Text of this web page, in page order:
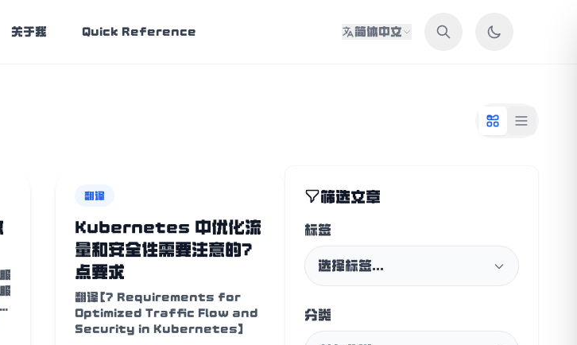
关于我 Quick Reference 简体中文
筛选文章
标签
选择标签...
分类
翻译
Kubernetes 中优化流
量和安全性需要注意的7
点要求
翻译【7 Requirements for
Optimized Traffic Flow and
Security in Kubernetes】